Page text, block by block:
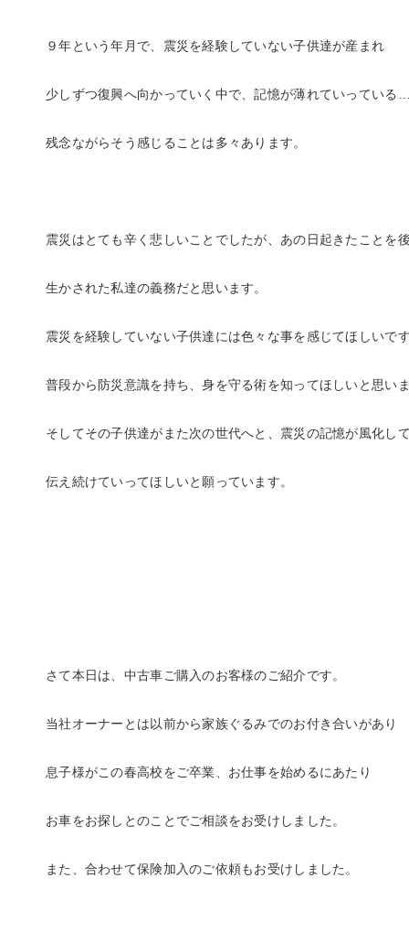
９年という年月で、震災を経験していない子供達が産まれ
少しずつ復興へ向かっていく中で、記憶が薄れていっている
残念ながらそう感じることは多々あります。
震災はとても辛く悲しいことでしたが、あの日起きたことを
生かされた私達の義務だと思います。
震災を経験していない子供達には色々な事を感じてほしいで
普段から防災意識を持ち、身を守る術を知ってほしいと思い
そしてその子供達がまた次の世代へと、震災の記憶が風化し
伝え続けていってほしいと願っています。
さて本日は、中古車ご購入のお客様のご紹介です。
当社オーナーとは以前から家族ぐるみでのお付き合いがあり
息子様がこの春高校をご卒業、お仕事を始めるにあたり
お車をお探しとのことでご相談をお受けしました。
また、合わせて保険加入のご依頼もお受けしました。